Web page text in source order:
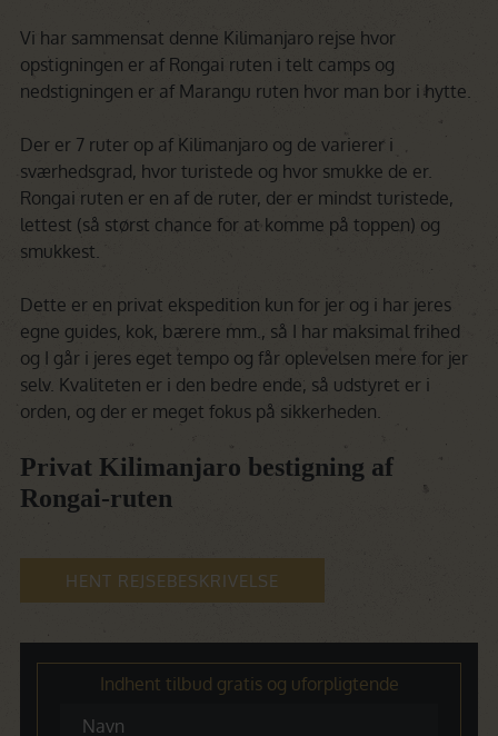
Vi har sammensat denne Kilimanjaro rejse hvor
opstigningen er af Rongai ruten i telt camps og
nedstigningen er af Marangu ruten hvor man bor i hytte.
Der er 7 ruter op af Kilimanjaro og de varierer i
sværhedsgrad, hvor turistede og hvor smukke de er.
Rongai ruten er en af de ruter, der er mindst turistede,
lettest (så størst chance for at komme på toppen) og
smukkest.
Dette er en privat ekspedition kun for jer og i har jeres
egne guides, kok, bærere mm., så I har maksimal frihed
og I går i jeres eget tempo og får oplevelsen mere for jer
selv. Kvaliteten er i den bedre ende, så udstyret er i
orden, og der er meget fokus på sikkerheden.
Privat Kilimanjaro bestigning af
Rongai-ruten
HENT REJSEBESKRIVELSE
Indhent tilbud gratis og uforpligtende